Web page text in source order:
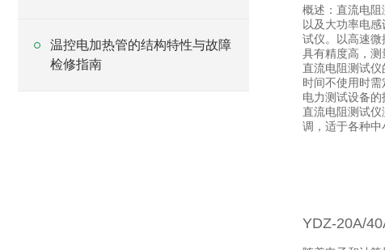
温控电加热管的结构特性与故障
检修指南
概述：直流电
以及大功率电
试仪。以高速微
具有精度高，测
直流电阻测试
时间不使用时需
电力测试设备的
直流电阻测试
调，适于各种
YDZ-20A/